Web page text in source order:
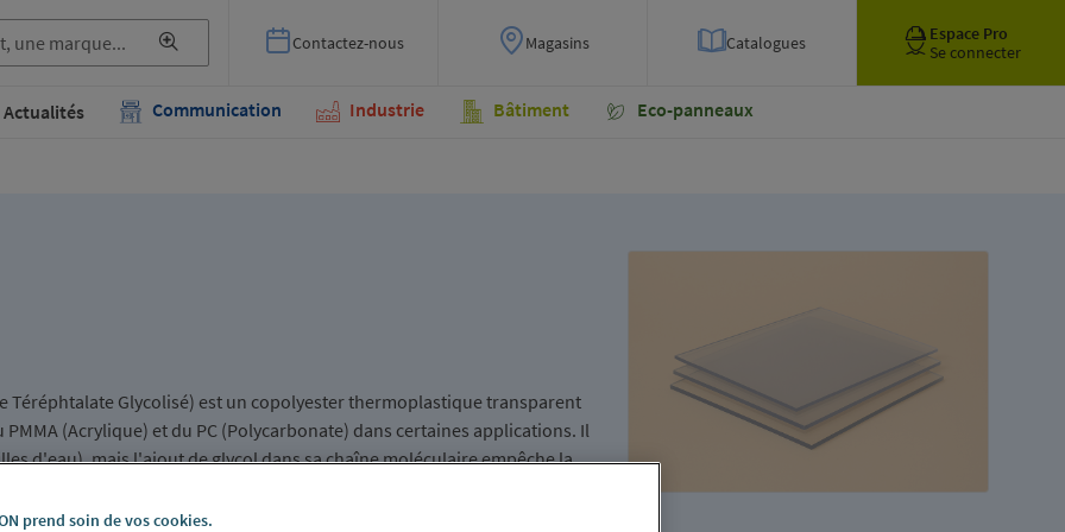
Contactez-nous Magasins Catalogues
Espace Pro
Se connecter
Actualités Communication Industrie Bâtiment Eco-panneaux
Téréphtalate Glycolisé) est un copolyester thermoplastique transparent
(Acrylique) et du PC (Polycarbonate) dans certaines applications. Il
d'eau), mais l'ajout de glycol dans sa chaîne moléculaire empêche la
d'usinage thermique bien meilleures, notamment l'absence de
prend soin de vos cookies.